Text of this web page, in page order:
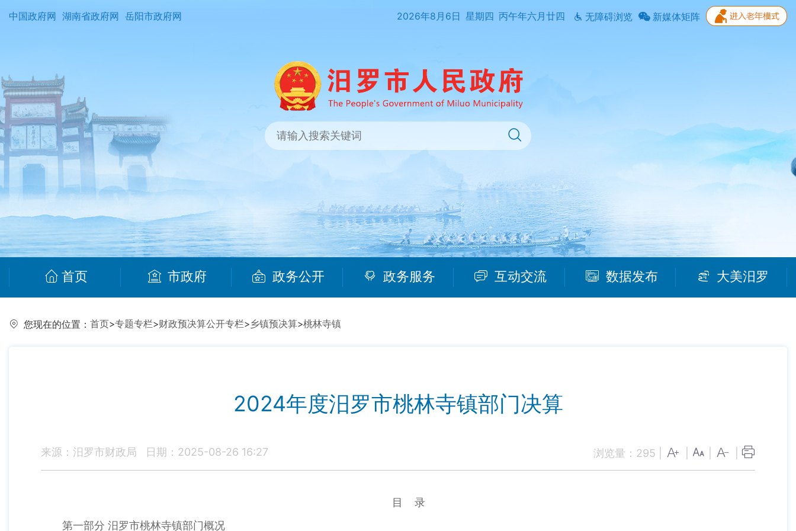
中国政府网 湖南省政府网 岳阳市政府网 2026年8月6日 星期四 丙午年六月廿四 无障碍浏览 新媒体矩阵
首页 市政府 政务公开 政务服务 互动交流 数据发布 大美汨罗
您现在的位置： 首页>专题专栏>财政预决算公开专栏>乡镇预决算>桃林寺镇
2024年度汨罗市桃林寺镇部门决算
来源：汨罗市财政局 日期：2025-08-26 16:27 浏览量： 295
目 录
第一部分 汨罗市桃林寺镇部门概况